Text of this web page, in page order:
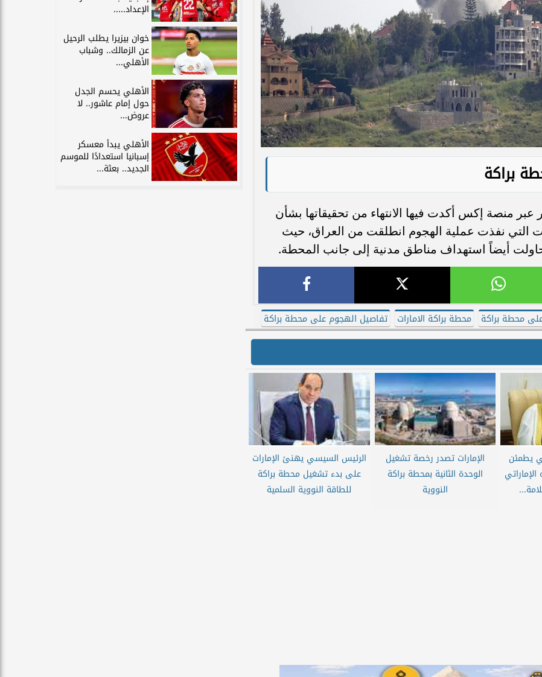
براكة
منصة إكس أكدت فيها الانتهاء من تحقيقاتها بشأن
التي نفذت عملية الهجوم انطلقت من العراق، حيث
أيضاً استهداف مناطق مدنية إلى جانب المحطة.
محطة براكة محطة براكة الامارات تفاصيل الهجوم على محطة براكة
يطمئن
الإمارات تصدر رخصة تشغيل
الوحدة الثانية بمحطة براكة
النووية
الرئيس السيسي يهنئ الإمارات
على بدء تشغيل محطة براكة
للطاقة النووية السلمية
الإعداد.....
خوان بيزيرا يطلب الرحيل
عن الزمالك.. وشباب
الأهلي...
الأهلي يحسم الجدل
حول إمام عاشور.. لا
عروض...
الأهلي يبدأ معسكر
إسبانيا استعدادًا للموسم
الجديد.. بعثة...